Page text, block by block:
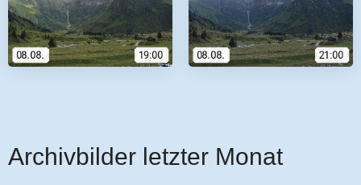
Archivbilder letzter Monat